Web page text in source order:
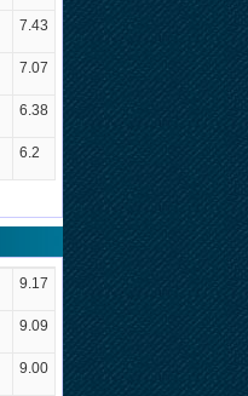
7.43
7.07
6.38
6.2
9.17
9.09
9.00